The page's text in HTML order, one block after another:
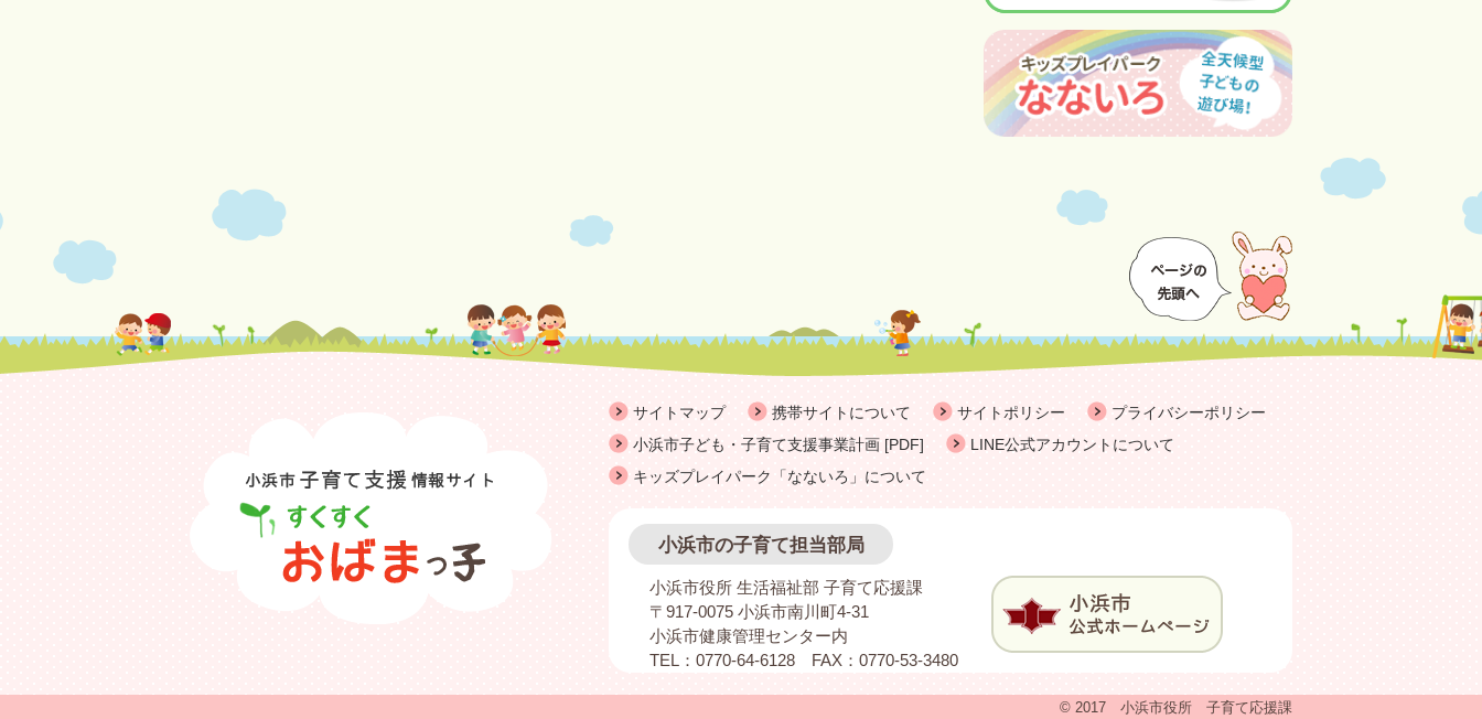
サイトマップ 携帯サイトについて サイトポリシー
プライバシーポリシー
小浜市子ども・子育て支援事業計画 [PDF]
LINE公式アカウントについて
キッズプレイパーク「なないろ」について
小浜市の子育て担当部局
小浜市役所 生活福祉部 子育て応援課
〒917-0075 小浜市南川町4-31
小浜市健康管理センター内
TEL：0770-64-6128 FAX：0770-53-3480
© 2017 小浜市役所 子育て応援課